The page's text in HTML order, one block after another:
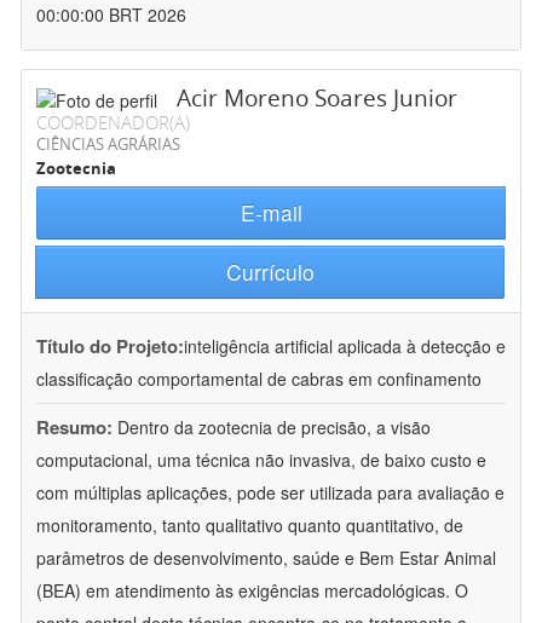
00:00:00 BRT 2026
Acir Moreno Soares Junior
COORDENADOR(A)
CIÊNCIAS AGRÁRIAS
Zootecnia
E-mail
Currículo
Título do Projeto:inteligência artificial aplicada à detecção e
classificação comportamental de cabras em confinamento
Resumo: Dentro da zootecnia de precisão, a visão
computacional, uma técnica não invasiva, de baixo custo e
com múltiplas aplicações, pode ser utilizada para avaliação e
monitoramento, tanto qualitativo quanto quantitativo, de
parâmetros de desenvolvimento, saúde e Bem Estar Animal
(BEA) em atendimento às exigências mercadológicas. O